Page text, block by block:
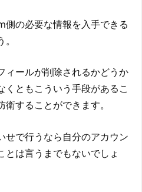
側の必要な情報を入手できる
ィールが削除されるかどうか
くともこういう手段があるこ
することができます。
せで行うなら自分のアカウン
とは言うまでもないでしょ